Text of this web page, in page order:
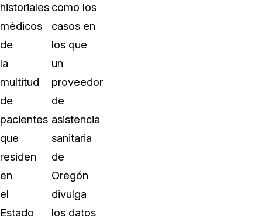
historiales
médicos
de
la
multitud
de
pacientes
que
residen
en
el
Estado
como los
casos en
los que
un
proveedor
de
asistencia
sanitaria
de
Oregón
divulga
los datos